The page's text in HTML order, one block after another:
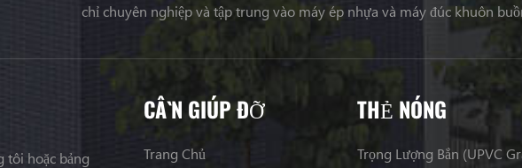
chỉ chuyên nghiệp và tập trung vào máy ép nhựa và máy đúc khuôn
tôi hoặc bảng
CẦN GIÚP ĐỠ
Trang Chủ
THẺ NÓNG
Trọng Lượng Bắn (UPVC